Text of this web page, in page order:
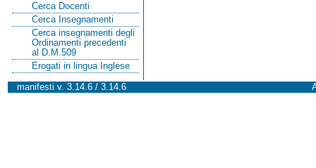
Cerca Docenti
Cerca Insegnamenti
Cerca insegnamenti degli
Ordinamenti precedenti
al D.M.509
Erogati in lingua Inglese
manifesti v. 3.14.6 / 3.14.6